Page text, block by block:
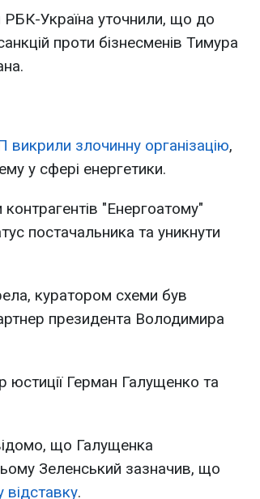
РБК-Україна уточнили, що до
проти бізнесменів Тимура
злочинну організацію,
у сфері енергетики.
"Енергоатому"
постачальника та уникнути
куратором схеми був
президента Володимира
юстиції Герман Галущенко та
що Галущенка
Зеленський зазначив, що
відставку.